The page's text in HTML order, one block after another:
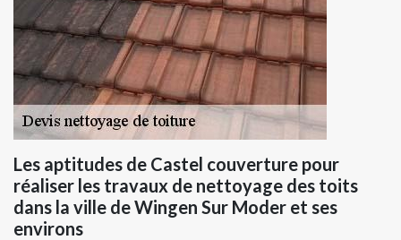
Les aptitudes de Castel couverture pour
réaliser les travaux de nettoyage des toits
dans la ville de Wingen Sur Moder et ses
environs